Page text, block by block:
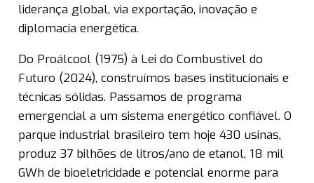
liderança global, via exportação, inovação e
diplomacia energética.
Do Proálcool (1975) à Lei do Combustível do
Futuro (2024), construímos bases institucionais e
técnicas sólidas. Passamos de programa
emergencial a um sistema energético confiável. O
parque industrial brasileiro tem hoje 430 usinas,
produz 37 bilhões de litros/ano de etanol, 18 mil
GWh de bioeletricidade e potencial enorme para